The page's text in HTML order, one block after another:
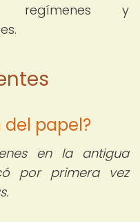
regímenes y
del papel?
en la antigua
por primera vez